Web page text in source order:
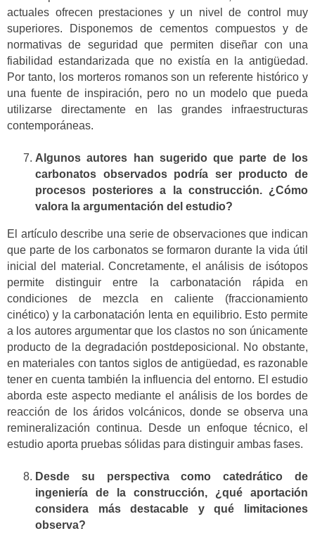
actuales ofrecen prestaciones y un nivel de control muy
superiores. Disponemos de cementos compuestos y de
normativas de seguridad que permiten diseñar con una
fiabilidad estandarizada que no existía en la antigüedad.
Por tanto, los morteros romanos son un referente histórico y
una fuente de inspiración, pero no un modelo que pueda
utilizarse directamente en las grandes infraestructuras
contemporáneas.
Algunos autores han sugerido que parte de los
carbonatos observados podría ser producto de
procesos posteriores a la construcción. ¿Cómo
valora la argumentación del estudio?
El artículo describe una serie de observaciones que indican
que parte de los carbonatos se formaron durante la vida útil
inicial del material. Concretamente, el análisis de isótopos
permite distinguir entre la carbonatación rápida en
condiciones de mezcla en caliente (fraccionamiento
cinético) y la carbonatación lenta en equilibrio. Esto permite
a los autores argumentar que los clastos no son únicamente
producto de la degradación postdeposicional. No obstante,
en materiales con tantos siglos de antigüedad, es razonable
tener en cuenta también la influencia del entorno. El estudio
aborda este aspecto mediante el análisis de los bordes de
reacción de los áridos volcánicos, donde se observa una
remineralización continua. Desde un enfoque técnico, el
estudio aporta pruebas sólidas para distinguir ambas fases.
Desde su perspectiva como catedrático de
ingeniería de la construcción, ¿qué aportación
considera más destacable y qué limitaciones
observa?